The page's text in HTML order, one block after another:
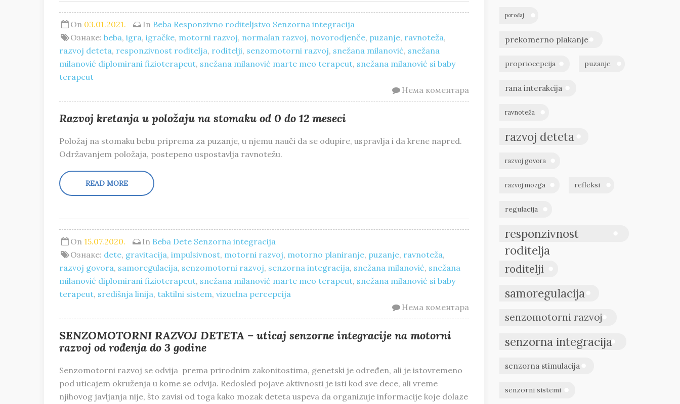
On 03.01.2021. In Beba Responzivno roditeljstvo Senzorna integracija
Ознаке:beba,igra,igračke, motorni razvoj, normalan razvoj, novorodjenče, puzanje, ravnoteža,
razvoj deteta, responzivnost roditelja, roditelji, senzomotorni razvoj, snežana milanović, snežana
milanović diplomirani fizioterapeut, snežana milanović marte meo terapeut, snežana milanović si baby
terapeut
Нема коментара
Razvoj kretanja u položaju na stomaku od 0 do 12 meseci
Položaj na stomaku bebu priprema za puzanje, u njemu nauči da se odupire, uspravlja i da krene napred.
Održavanjem položaja, postepeno uspostavlja ravnotežu.
READ MORE
On 15.07.2020. In Beba Dete Senzorna integracija
Ознаке: dete, gravitacija,impulsivnost, motorni razvoj, motorno planiranje, puzanje, ravnoteža,
razvoj govora, samoregulacija, senzomotorni razvoj, senzorna integracija, snežana milanović, snežana
milanović diplomirani fizioterapeut, snežana milanović marte meo terapeut, snežana milanović si baby
terapeut, središnja linija, taktilni sistem, vizuelna percepcija
Нема коментара
SENZOMOTORNI RAZVOJ DETETA – uticaj senzorne integracije na motorni
razvoj od rođenja do 3 godine
Senzomotorni razvoj se odvija prema prirodnim zakonitostima, genetski je određen, ali je istovremeno
pod uticajem okruženja u kome se odvija. Redosled pojave aktivnosti je isti kod sve dece, ali vreme
njihovog javljanja nije, što zavisi od toga kako mozak deteta uspeva da organizuje informacije koje dolaze
porođaj
prekomerno plakanje
propriocepcija puzanje
rana interakcija
ravnoteža
razvoj deteta
razvoj govora
razvoj mozga refleksi
regulacija
responzivnost
roditelja
roditelji
samoregulacija
senzomotorni razvoj
senzorna integracija
senzorna stimulacija
senzorni sistemi